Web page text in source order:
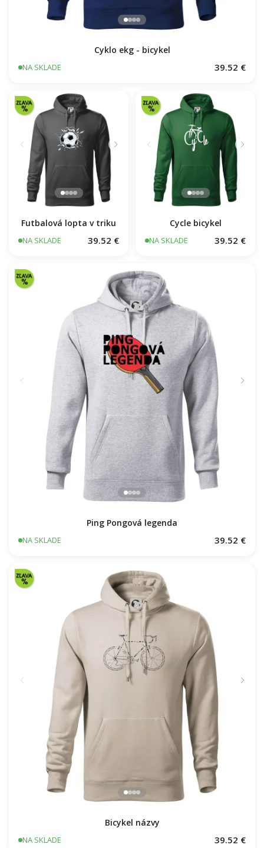
Cyklo ekg - bicykel
NA SKLADE 39.52 €
Futbalová lopta v triku
39.52 €
Cycle bicykel
NA SKLADE
Ping Pongová legenda